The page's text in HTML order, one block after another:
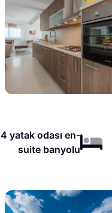
4 yatak odası en-
suite banyolu